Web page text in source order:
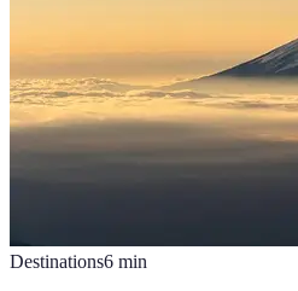
Destinations6 min